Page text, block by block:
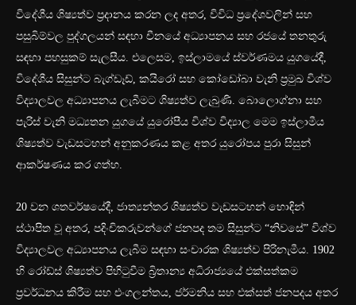
විදේශීය ශිෂ්‍යත්ව ප්‍රදානය කරන ලද අතර, විවිධ ප්‍රදේශවලින් සහ
පසුබිම්වල පුද්ගලයන් සඳහා චීනයේ අධ්‍යාපනය සහ රජයේ තනතුරු
සඳහා පහසුකම් සැලසීය. එලෙසම, ඉස්ලාමයේ ස්වර්ණමය යුගයේදී,
විදේශීය සිසුන්ට බැග්ඩෑඩ්, කයිරෝ සහ කෝඩෝබා වැනි ප්‍රමුඛ විශ්ව
විද්‍යාලවල අධ්‍යාපනය ලැබීමට ශිෂ්‍යත්ව ලැබුණි. බොලොග්නා සහ
පැරිස් වැනි මධ්‍යතන යුගයේ යුරෝපීය විශ්ව විද්‍යාල මෙම ඉස්ලාමීය
ශිෂ්‍යත්ව වැඩසටහන් අනුකරණය කළ අතර යුරෝපය පුරා සිසුන්
ආකර්ෂණය කර ගත්හ.
20 වන ශතවර්ෂයේදී, ජාත්‍යන්තර ශිෂ්‍යත්ව වැඩසටහන් හොඳින්
ස්ථාපිත වූ අතර, පදිංචිකරුවන්ගේ ජනපද තම සිසුන්ට “නිවසේ” විශ්ව
විද්‍යාලවල අධ්‍යාපනය ලැබීම සඳහා සංචාරක ශිෂ්‍යත්ව පිරිනැමීය. 1902
හි රෝඩ්ස් ශිෂ්‍යත්ව පිහිටුවීම බ්‍රිතාන්‍ය අධිරාජ්‍යයේ එක්සත්කම
ප්‍රවර්ධනය කිරීම සහ එංගලන්තය, ජර්මනිය සහ එක්සත් ජනපදය අතර